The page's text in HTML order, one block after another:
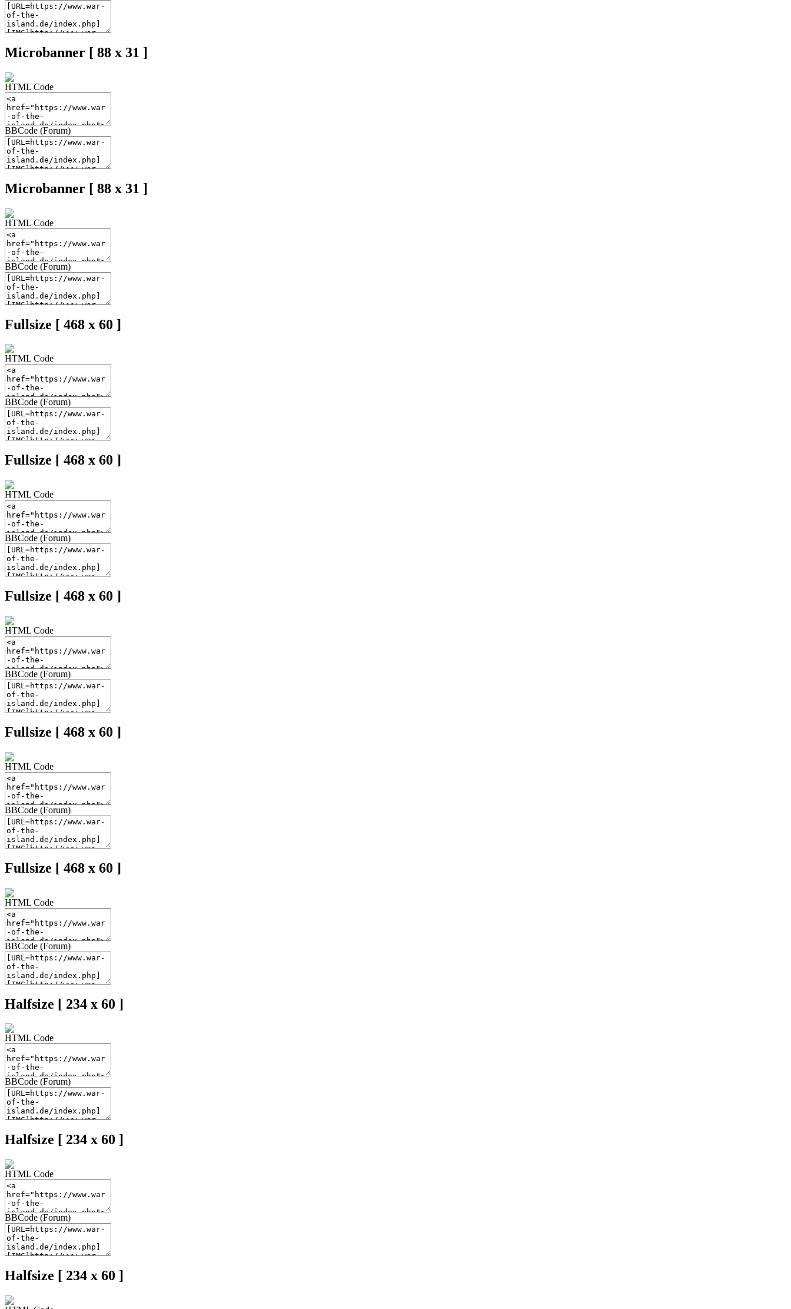
Microbanner [ 88 x 31 ]
HTML Code
BBCode (Forum)
Microbanner [ 88 x 31 ]
HTML Code
BBCode (Forum)
Fullsize [ 468 x 60 ]
HTML Code
BBCode (Forum)
Fullsize [ 468 x 60 ]
HTML Code
BBCode (Forum)
Fullsize [ 468 x 60 ]
HTML Code
BBCode (Forum)
Fullsize [ 468 x 60 ]
HTML Code
BBCode (Forum)
Fullsize [ 468 x 60 ]
HTML Code
BBCode (Forum)
Halfsize [ 234 x 60 ]
HTML Code
BBCode (Forum)
Halfsize [ 234 x 60 ]
HTML Code
BBCode (Forum)
Halfsize [ 234 x 60 ]